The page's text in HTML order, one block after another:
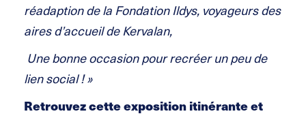
réadaption de la Fondation Ildys, voyageurs des
aires d’accueil de Kervalan,
Une bonne occasion pour recréer un peu de
lien social ! »
Retrouvez cette exposition itinérante et